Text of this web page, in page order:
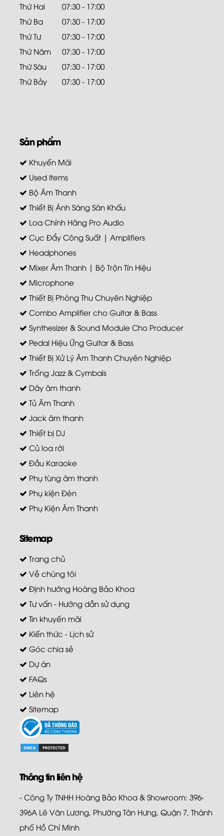
Thứ Hai
07:30 - 17:00
Thứ Ba
07:30 - 17:00
Thứ Tư
07:30 - 17:00
Thứ Năm
07:30 - 17:00
Thứ Sáu
07:30 - 17:00
Thứ Bảy
07:30 - 17:00
Sản phẩm
Khuyến Mãi
Used Items
Bộ Âm Thanh
Thiết Bị Ánh Sáng Sân Khấu
Loa Chính Hãng Pro Audio
Cục Đẩy Công Suất | Amplifiers
Headphones
Mixer Âm Thanh | Bộ Trộn Tín Hiệu
Microphone
Thiết Bị Phòng Thu Chuyên Nghiệp
Combo Amplifier cho Guitar & Bass
Synthesizer & Sound Module Cho Producer
Pedal Hiệu Ứng Guitar & Bass
Thiết Bị Xử Lý Âm Thanh Chuyên Nghiệp
Trống Jazz & Cymbals
Dây âm thanh
Tủ Âm Thanh
Jack âm thanh
Thiết bị DJ
Củ loa rời
Đầu Karaoke
Phụ tùng âm thanh
Phụ kiện Đèn
Phụ Kiện Âm Thanh
Sitemap
Trang chủ
Về chúng tôi
Định hướng Hoàng Bảo Khoa
Tư vấn - Hướng dẫn sử dụng
Tin khuyến mãi
Kiến thức - Lịch sử
Góc chia sẻ
Dự án
FAQs
Liên hệ
Sitemap
Thông tin liên hệ
- Công Ty TNHH Hoàng Bảo Khoa & Showroom: 396-
396A Lê Văn Lương, Phường Tân Hưng, Quận 7, Thành
phố Hồ Chí Minh